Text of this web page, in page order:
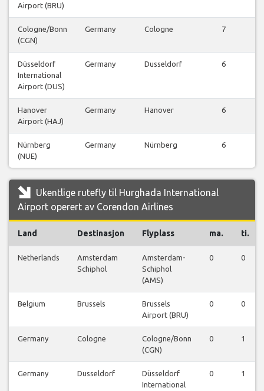
Airport (BRU)
Cologne/Bonn
(CGN)
Germany Cologne
7
Düsseldorf
International
Airport (DUS)
Germany Dusseldorf
6
Hanover
Airport (HAJ)
Germany Hanover
6
Nürnberg
(NUE)
Germany Nürnberg
6
Ukentlige rutefly til Hurghada International
Airport operert av Corendon Airlines
Land Destinasjon Flyplass ma. ti.
Netherlands
Amsterdam
Schiphol
Amsterdam-
Schiphol
(AMS)
0 0
Belgium Brussels
Brussels
Airport (BRU)
0 0
Germany Cologne
Cologne/Bonn
(CGN)
0 1
Germany Dusseldorf
Düsseldorf
International
0 1